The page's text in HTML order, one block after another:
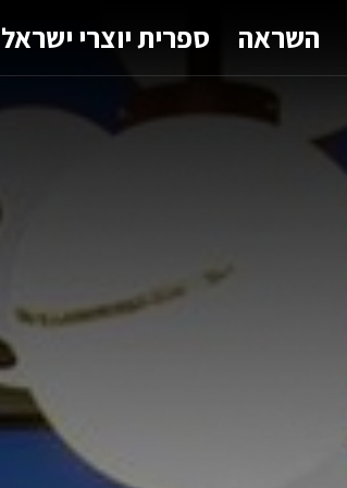
השראה ספרית יוצרי ישראל